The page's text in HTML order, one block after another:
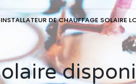
INSTALLATEUR DE CHAUFFAGE SOLAIRE